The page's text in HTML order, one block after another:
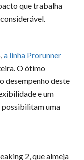
que trabalha
a linha Prorunner
O ótimo
desempenho deste
e um
uma
2, que almeja